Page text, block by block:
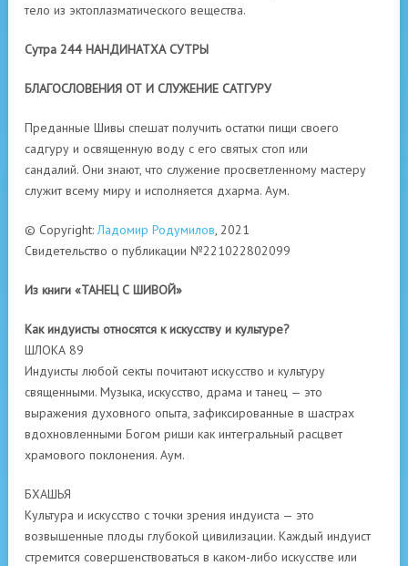
тело из эктоплазматического вещества.
Сутра 244 НАНДИНАТХА СУТРЫ
БЛАГОСЛОВЕНИЯ ОТ И СЛУЖЕНИЕ САТГУРУ
Преданные Шивы спешат получить остатки пищи своего
садгуру и освященную воду с его святых стоп или
сандалий. Они знают, что служение просветленному мастеру
служит всему миру и исполняется дхарма. Аум.
© Copyright:Ладомир Родумилов, 2021
Свидетельство о публикации №221022802099
Из книги «ТАНЕЦ С ШИВОЙ»
Как индуисты относятся к искусству и культуре?
ШЛОКА 89
Индуисты любой секты почитают искусство и культуру
священными. Музыка, искусство, драма и танец — это
выражения духовного опыта, зафиксированные в шастрах
вдохновленными Богом риши как интегральный расцвет
храмового поклонения. Аум.
БХАШЬЯ
Культура и искусство с точки зрения индуиста — это
возвышенные плоды глубокой цивилизации. Каждый индуист
стремится совершенствоваться в каком-либо искусстве или